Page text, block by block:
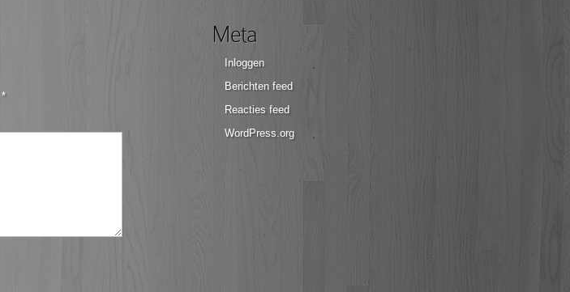
*
Meta
Inloggen
Berichten feed
Reacties feed
WordPress.org